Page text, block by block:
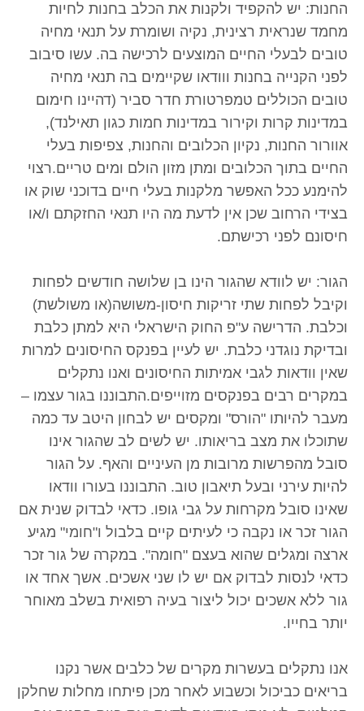
החנות: יש להקפיד ולקנות את הכלב בחנות לחיות
מחמד שנראית רצינית, נקיה ושומרת על תנאי מחיה
טובים לבעלי החיים המוצעים לרכישה בה. עשו סיבוב
לפני הקנייה בחנות ווודאו שקיימים בה תנאי מחיה
טובים הכוללים טמפרטורת חדר סביר (דהיינו חימום
במדינות קרות וקירור במדינות חמות כגון תאילנד),
אוורור החנות, נקיון הכלובים והחנות, צפיפות בעלי
החיים בתוך הכלובים ומתן מזון הולם ומים טריים.רצוי
להימנע ככל האפשר מלקנות בעלי חיים בדוכני שוק או
בצידי הרחוב שכן אין לדעת מה היו תנאי החזקתם ו/או
חיסונם לפני רכישתם.
הגור: יש לוודא שהגור הינו בן שלושה חודשים לפחות
וקיבל לפחות שתי זריקות חיסון-משושה(או משולשת)
וכלבת. הדרישה ע"פ החוק הישראלי היא למתן כלבת
ובדיקת נוגדני כלבת. יש לעיין בפנקס החיסונים למרות
שאין וודאות לגבי אמיתות החיסונים ואנו נתקלים
במקרים רבים בפנקסים מזוייפים.התבוננו בגור עצמו –
מעבר להיותו "הורס" ומקסים יש לבחון היטב עד כמה
שתוכלו את מצב בריאותו. יש לשים לב שהגור אינו
סובל מהפרשות מרובות מן העיניים והאף. על הגור
להיות עירני ובעל תיאבון טוב. התבוננו בעורו וודאו
שאינו סובל מקרחות על גבי גופו. כדאי לבדוק שנית אם
הגור זכר או נקבה כי לעיתים קיים בלבול ו"חומי" מגיע
ארצה ומגלים שהוא בעצם "חומה". במקרה של גור זכר
כדאי לנסות לבדוק אם יש לו שני אשכים. אשך אחד או
גור ללא אשכים יכול ליצור בעיה רפואית בשלב מאוחר
יותר בחייו.
אנו נתקלים בעשרות מקרים של כלבים אשר נקנו
בריאים כביכול וכשבוע לאחר מכן פיתחו מחלות שחלקן